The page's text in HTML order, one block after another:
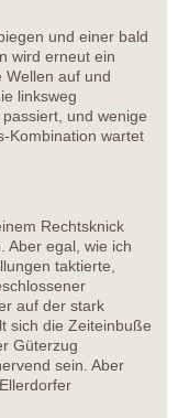
und einer bald
wird erneut ein
Wellen auf und
linksweg
und wenige
Kombination wartet
Rechtsknick
Aber egal, wie ich
taktierte,
auf der stark
sich die Zeiteinbuße
Güterzug
sein. Aber